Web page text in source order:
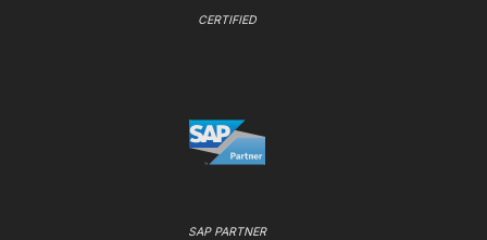
CERTIFIED
SAP PARTNER